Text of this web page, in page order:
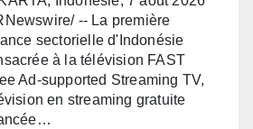
-- La première
sectorielle d'Indonésie
à la télévision FAST
Ad-supported Streaming TV,
en streaming gratuite